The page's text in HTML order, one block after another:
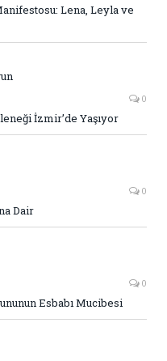
Lena, Leyla ve
0
İzmir’de Yaşıyor
0
Dair
0
Esbabı Mucibesi